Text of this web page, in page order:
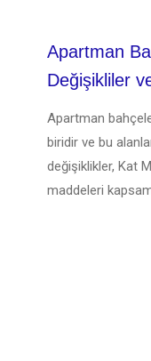
Apartman
Değişikliler
Apartman
biridir ve bu
değişiklikler, Kat
maddeleri